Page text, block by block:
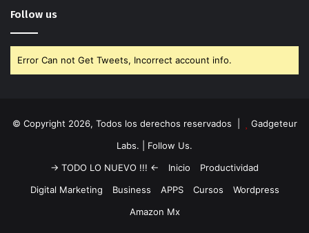
Follow us
Error Can not Get Tweets, Incorrect account info.
© Copyright 2026, Todos los derechos reservados |
Gadgeteur
Labs. | Follow Us.
-> TODO LO NUEVO !!! <-
Inicio
Productividad
Digital Marketing
Business APPS Cursos
Wordpress
Amazon Mx